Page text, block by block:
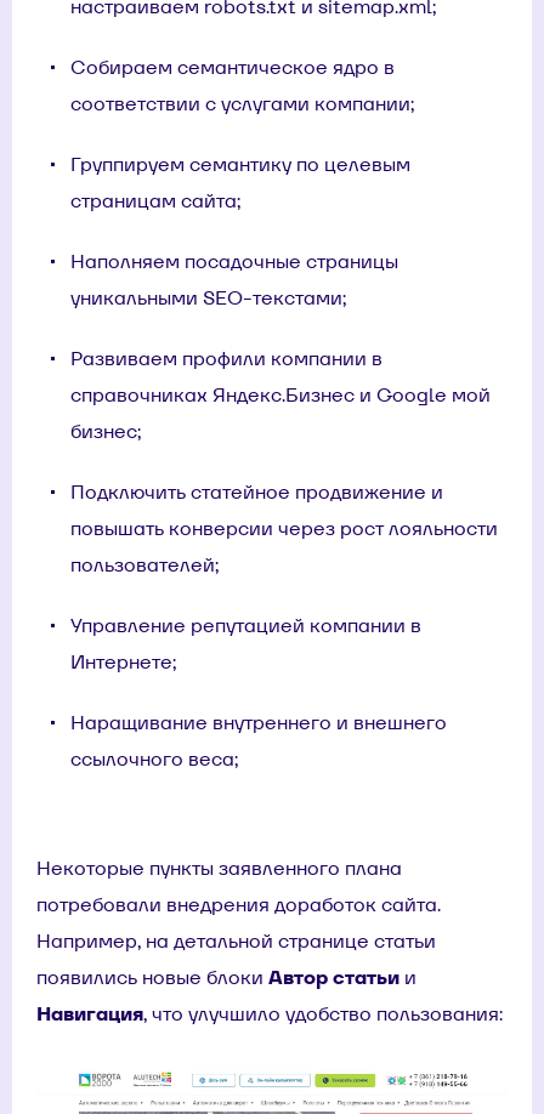
настраиваем robots.txt и sitemap.xml;
Собираем семантическое ядро в
соответствии с услугами компании;
Группируем семантику по целевым
страницам сайта;
Наполняем посадочные страницы
уникальными SEO-текстами;
Развиваем профили компании в
справочниках Яндекс.Бизнес и Google мой
бизнес;
Подключить статейное продвижение и
повышать конверсии через рост лояльности
пользователей;
Управление репутацией компании в
Интернете;
Наращивание внутреннего и внешнего
ссылочного веса;
Некоторые пункты заявленного плана
потребовали внедрения доработок сайта.
Например, на детальной странице статьи
появились новые блоки Автор статьи и
Навигация, что улучшило удобство пользования: